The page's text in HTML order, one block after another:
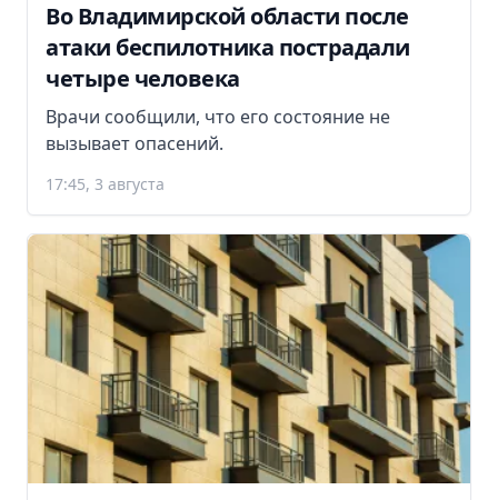
Во Владимирской области после
атаки беспилотника пострадали
четыре человека
Врачи сообщили, что его состояние не
вызывает опасений.
17:45, 3 августа